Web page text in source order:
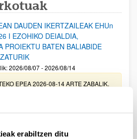
erabiltzen ditu
DAUDEN IKERTZAILEAK EHUn
I EZOHIKO DEIALDIA,
PROIEKTU BATEN BALIABIDE
2026/08/07 - 2026/08/14
EPEA 2026-08-14 ARTE ZABALIK.
eta Funts Bibliografikoak